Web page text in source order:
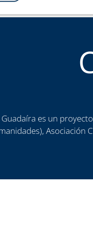
es un
Asociación